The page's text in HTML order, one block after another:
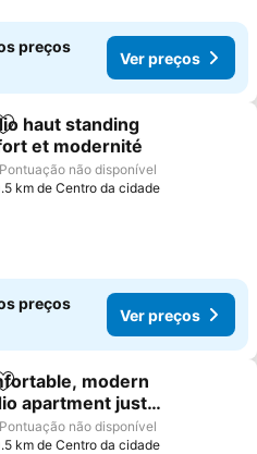
preços
Ver preços
Adicionar aos favoritos
haut standing
et modernité
Pontuação não disponível
km de Centro da cidade
preços
Ver preços
Adicionar aos favoritos
modern
apartment just
Paris
Pontuação não disponível
km de Centro da cidade